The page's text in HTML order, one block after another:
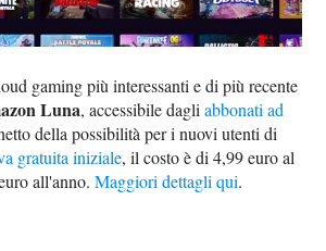
gaming più interessanti e di più recente
Luna, accessibile dagliabbonati ad
della possibilità per i nuovi utenti di
gratuita iniziale, il costo è di 4,99 euro al
all'anno.Maggiori dettagli qui.